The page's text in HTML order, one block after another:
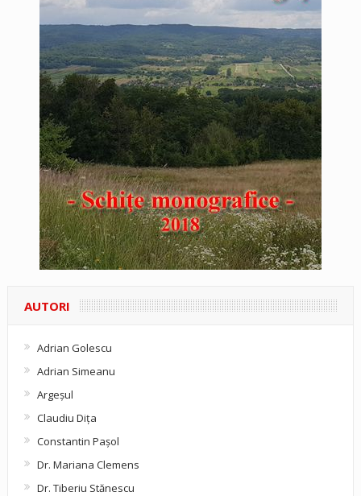
AUTORI
Adrian Golescu
Adrian Simeanu
Argeşul
Claudiu Diţa
Constantin Pașol
Dr. Mariana Clemens
Dr. Tiberiu Stănescu